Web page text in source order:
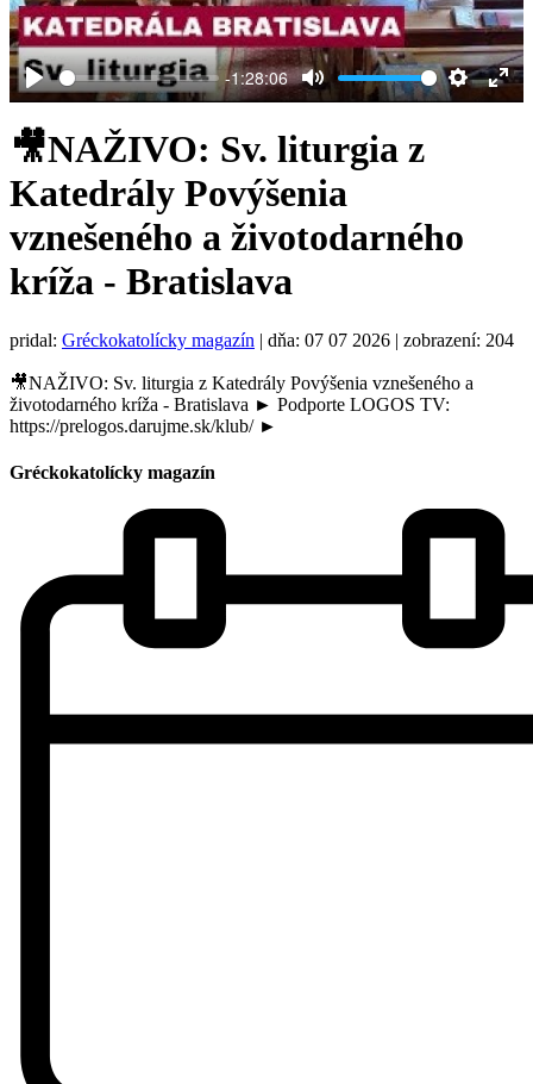
Play
-1:28:06
Mute Settings
🎥NAŽIVO: Sv. liturgia z
Katedrály Povýšenia
vznešeného a životodarného
kríža - Bratislava
pridal: Gréckokatolícky magazín | dňa: 07 07 2026 | zobrazení: 204
🎥NAŽIVO: Sv. liturgia z Katedrály Povýšenia vznešeného a
životodarného kríža - Bratislava ► Podporte LOGOS TV:
https://prelogos.darujme.sk/klub/ ►
Gréckokatolícky magazín